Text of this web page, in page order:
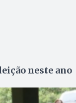
neste ano